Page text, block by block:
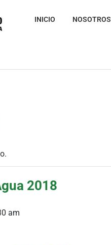
INICIO NOSOTROS
2018
am